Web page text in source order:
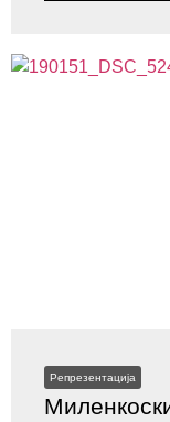
Репрезентација